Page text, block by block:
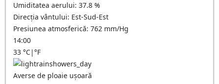
Umiditatea aerului: 37.8 %
Direcția vântului: Est-Sud-Est
Presiunea atmosferică: 762 mm/Hg
14:00
33 °C|°F
Averse de ploaie ușoară